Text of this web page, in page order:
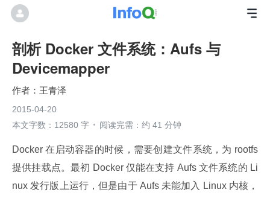
剖析 Docker 文件系统：Aufs 与
Devicemapper
王青泽
2015-04-20
本文字数：12580 字
阅读完需：约 41 分钟
Docker 在启动容器的时候，需要创建文件系统，为 rootfs
提供挂载点。最初 Docker 仅能在支持 Aufs 文件系统的 Li
nux 发行版上运行，但是由于 Aufs 未能加入 Linux 内核，